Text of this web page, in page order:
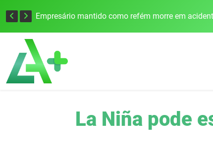
Empresário mantido como refém morre em
La Niña pode